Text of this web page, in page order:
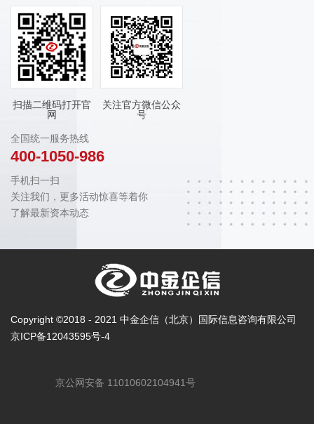
扫描二维码打开官
网
关注官方微信公众
号
全国统一服务热线
400-1050-986
手机扫一扫
关注我们，更多活动惊喜等着你
了解最新资本动态
Copyright ©2018 - 2021 中金企信（北京）国际信息咨询有限公司
京ICP备12043595号-4
京公网安备 11010602104941号